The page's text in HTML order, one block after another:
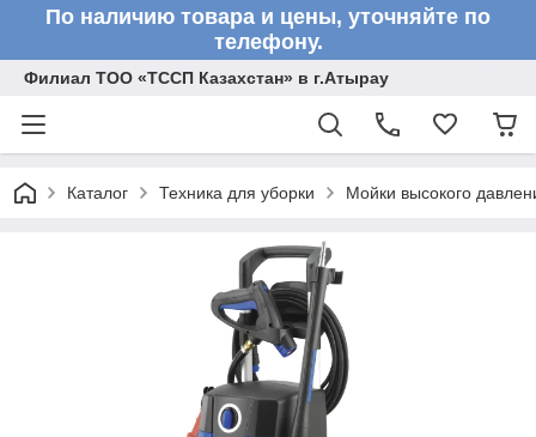
По наличию товара и цены, уточняйте по
телефону.
Филиал ТОО «ТССП Казахстан» в г.Атырау
Каталог Техника для уборки Мойки высокого